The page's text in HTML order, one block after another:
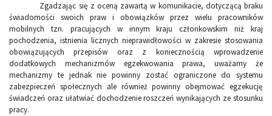
Zgadzając się z oceną zawartą w komunikacie, dotyczącą braku
świadomości swoich praw i obowiązków przez wielu pracowników
mobilnych tzn. pracujących w innym kraju członkowskim niż kraj
pochodzenia, istnienia licznych nieprawidłowości w zakresie stosowania
obowiązujących przepisów oraz z koniecznością wprowadzenie
dodatkowych mechanizmów egzekwowania prawa, uważamy że
mechanizmy te jednak nie powinny zostać ograniczone do systemu
zabezpieczeń społecznych ale również powinny obejmować egzekucję
świadczeń oraz ułatwiać dochodzenie roszczeń wynikających ze stosunku
pracy.